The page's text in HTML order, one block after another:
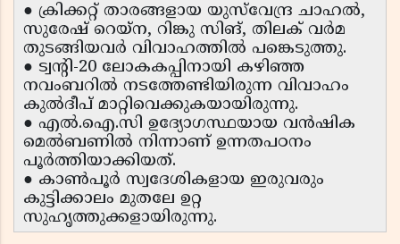
● ക്രിക്കറ്റ് താരങ്ങളായ യുസ്‌വേന്ദ്ര ചാഹൽ,
സുരേഷ് റെയ്ന, റിങ്കു സിങ്, തിലക് വർമ
തുടങ്ങിയവർ വിവാഹത്തിൽ പങ്കെടുത്തു.
● ട്വന്റി-20 ലോകകപ്പിനായി കഴിഞ്ഞ
നവംബറിൽ നടത്തേണ്ടിയിരുന്ന വിവാഹം
കുൽദീപ് മാറ്റിവെക്കുകയായിരുന്നു.
● എൽ.ഐ.സി ഉദ്യോഗസ്ഥയായ വൻഷിക
മെൽബണിൽ നിന്നാണ് ഉന്നതപഠനം
പൂർത്തിയാക്കിയത്.
● കാൺപൂർ സ്വദേശികളായ ഇരുവരും
കുട്ടിക്കാലം മുതലേ ഉറ്റ
സുഹൃത്തുക്കളായിരുന്നു.